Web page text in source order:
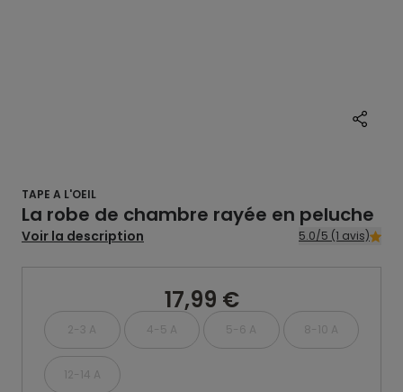
TAPE A L'OEIL
La robe de chambre rayée en peluche
Voir la description 5.0/5 (1 avis)
17,99 €
2-3 A 4-5 A 5-6 A 8-10 A
12-14 A